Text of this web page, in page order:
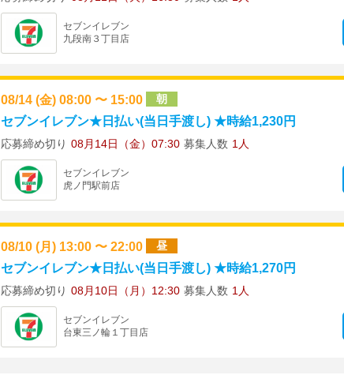
セブンイレブン
九段南３丁目店
08/14 (金) 08:00 〜 15:00 朝
セブンイレブン★日払い(当日手渡し) ★時給1,230円
応募締め切り 08月14日（金）07:30 募集人数 1人
セブンイレブン
虎ノ門駅前店
08/10 (月) 13:00 〜 22:00 昼
セブンイレブン★日払い(当日手渡し) ★時給1,270円
応募締め切り 08月10日（月）12:30 募集人数 1人
セブンイレブン
台東三ノ輪１丁目店